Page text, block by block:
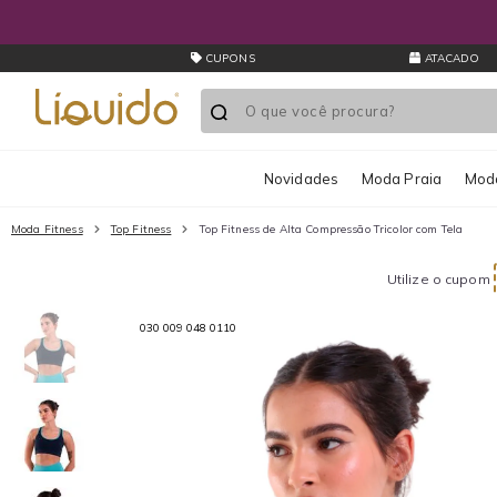
CUPONS ATACADO
Novidades Moda Praia
Moda Fitness Top Fitness Top Fitness de Alta Compressão Tricolor com Tela
Utilize o cupom
030 009 048 0110